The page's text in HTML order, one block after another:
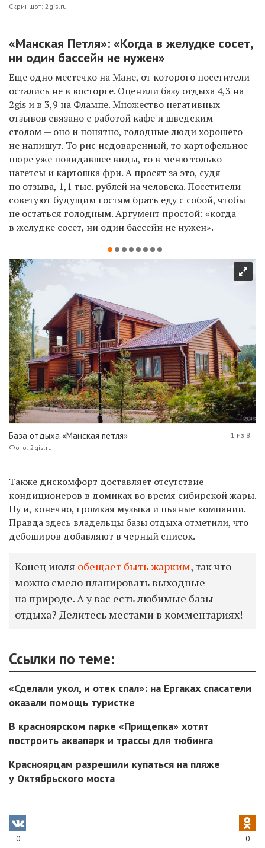
Скриншот: 2gis.ru
«Манская Петля»: «Когда в желудке сосет,
ни один бассейн не нужен»
Еще одно местечко на Мане, от которого посетители
остались не в восторге. Оценили базу отдыха 4,3 на
2gis и в 3,9 на Флампе. Множество негативных
отзывов связано с работой кафе и шведским
столом — оно и понятно, голодные люди хорошего
не напишут. То рис недоваренный, то картофельное
пюре уже повидавшее виды, то в меню только
нагетсы и картошка фри. А просят за это, судя
по отзыва, 1,1 тыс. рублей на человека. Посетители
советуют будущим гостям брать еду с собой, чтобы
не остаться голодным. Аргумент простой: «когда
в желудке сосет, ни один бассейн не нужен».
База отдыха «Манская петля»
Фото: 2gis.ru
1 из 8
Также дискомфорт доставляет отсутствие
кондиционеров в домиках во время сибирской жары.
Ну и, конечно, громкая музыка и пьяные компании.
Правда здесь владельцы базы отдыха отметили, что
дебоширов добавляют в черный список.
Конец июля обещает быть жарким, так что
можно смело планировать выходные
на природе. А у вас есть любимые базы
отдыха? Делитесь местами в комментариях!
Ссылки по теме:
«Сделали укол, и отек спал»: на Ергаках спасатели
оказали помощь туристке
В красноярском парке «Прищепка» хотят
построить аквапарк и трассы для тюбинга
Красноярцам разрешили купаться на пляже
у Октябрьского моста
0 0